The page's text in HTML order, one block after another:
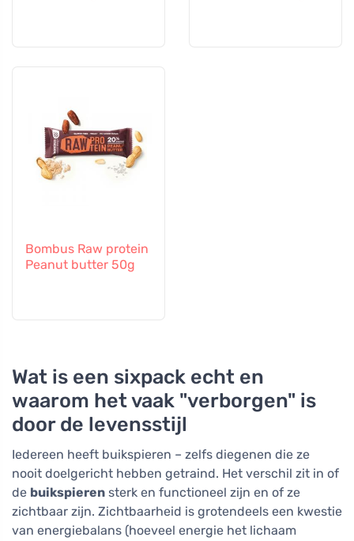
Bombus Raw protein
Peanut butter 50g
Wat is een sixpack echt en
waarom het vaak "verborgen" is
door de levensstijl
Iedereen heeft buikspieren – zelfs diegenen die ze
nooit doelgericht hebben getraind. Het verschil zit in of
de buikspieren sterk en functioneel zijn en of ze
zichtbaar zijn. Zichtbaarheid is grotendeels een kwestie
van energiebalans (hoeveel energie het lichaam